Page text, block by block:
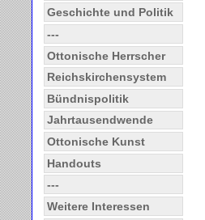
Geschichte und Politik
---
Ottonische Herrscher
Reichskirchensystem
Bündnispolitik
Jahrtausendwende
Ottonische Kunst
Handouts
---
Weitere Interessen